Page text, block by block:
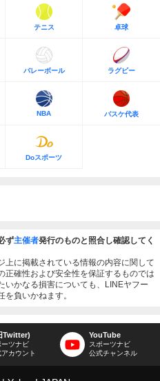
テニス 卓球
バレーボール ラグビー
NBA バスケ代表
Doスポーツ
ず主催者発行のものと照合し確認してく
上に掲載されている情報の内容に関して
正確性および安全性を保証するものでは
いかなる損害についても、LINEヤフー
負いかねます。
Twitter)
ーツナビ
カウント
YouTube
スポーツナビ
公式チャンネル